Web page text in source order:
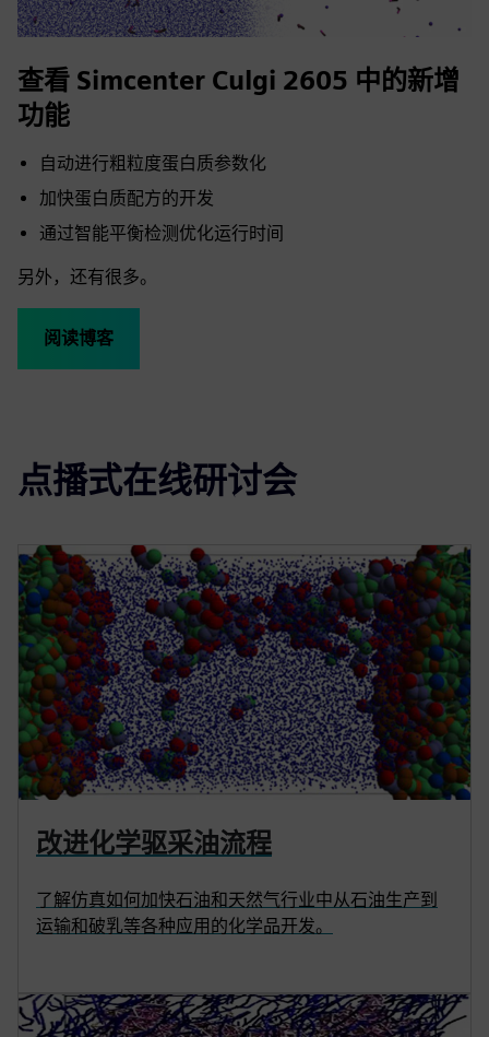
查看 Simcenter Culgi 2605 中的新增
功能
自动进行粗粒度蛋白质参数化
加快蛋白质配方的开发
通过智能平衡检测优化运行时间
另外，还有很多。
阅读博客
点播式在线研讨会
改进化学驱采油流程
了解仿真如何加快石油和天然气行业中从石油生产到
运输和破乳等各种应用的化学品开发。